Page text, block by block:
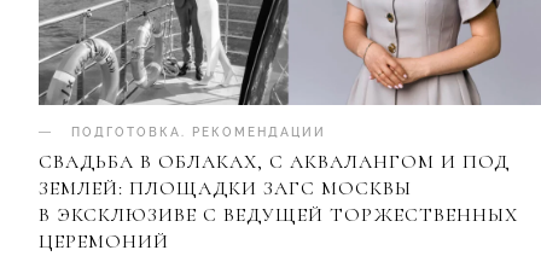
ПОДГОТОВКА РЕКОМЕНДАЦИИ
СВАДЬБА В ОБЛАКАХ, С АКВАЛАНГОМ И ПОД
ЗЕМЛЕЙ: ПЛОЩАДКИ ЗАГС МОСКВЫ
В ЭКСКЛЮЗИВЕ С ВЕДУЩЕЙ ТОРЖЕСТВЕННЫХ
ЦЕРЕМОНИЙ